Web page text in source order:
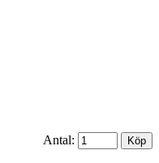
Antal: